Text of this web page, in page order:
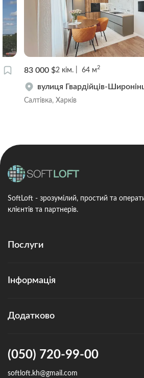
83 000 $2 кім. 64 м2
вулиця Гвардійців-
Салтівка, Харків
SoftLoft - зрозумілий, простий та
клієнтів та партнерів.
Послуги
Інформація
Додатково
(050) 720-99-00
softloft.kh@gmail.com